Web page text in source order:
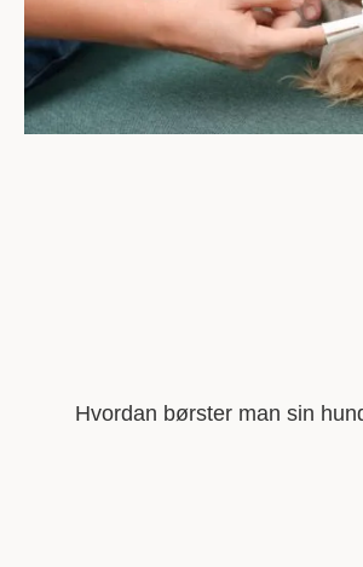
Hvordan børster man sin